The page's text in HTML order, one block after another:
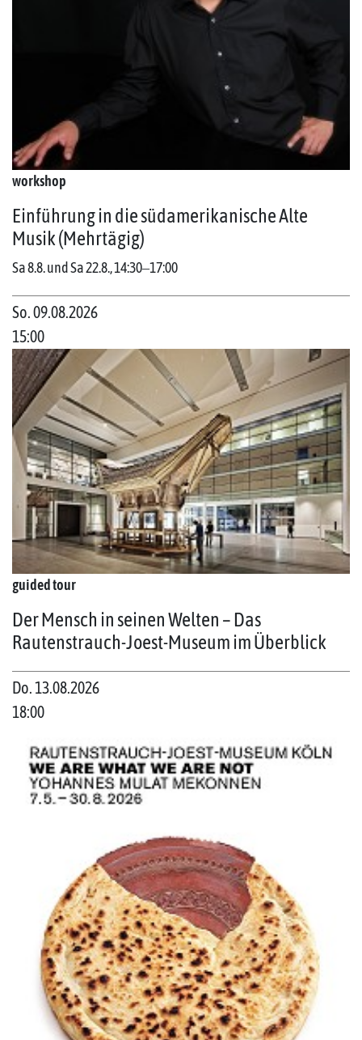
workshop
Einführung in die südamerikanische Alte
Musik (Mehrtägig)
Sa 8.8. und Sa 22.8., 14:30‒17:00
So. 09.08.2026
15:00
guided tour
Der Mensch in seinen Welten – Das
Rautenstrauch-Joest-Museum im Überblick
Do. 13.08.2026
18:00